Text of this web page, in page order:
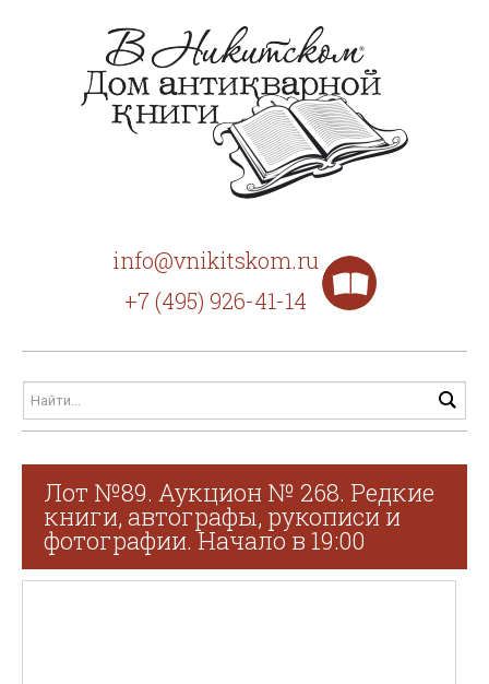
info@vnikitskom.ru
+7 (495) 926-41-14
Лот №89. Аукцион № 268. Редкие
книги, автографы, рукописи и
фотографии. Начало в 19:00